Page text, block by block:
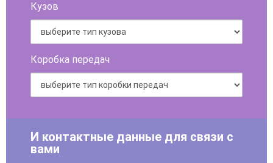
Кузов
Коробка передач
И контактные данные для связи с
вами